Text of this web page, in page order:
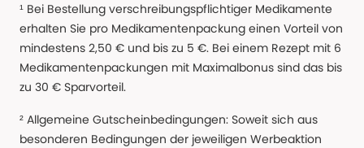
¹ Bei Bestellung verschreibungspflichtiger Medikamente
erhalten Sie pro Medikamentenpackung einen Vorteil von
mindestens 2,50 € und bis zu 5 €. Bei einem Rezept mit 6
Medikamentenpackungen mit Maximalbonus sind das bis
zu 30 € Sparvorteil.
² Allgemeine Gutscheinbedingungen: Soweit sich aus
besonderen Bedingungen der jeweiligen Werbeaktion